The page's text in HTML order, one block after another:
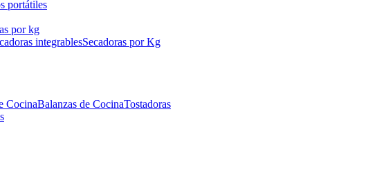
portátiles
por kg
integrablesSecadoras por Kg
CocinaBalanzas de CocinaTostadoras